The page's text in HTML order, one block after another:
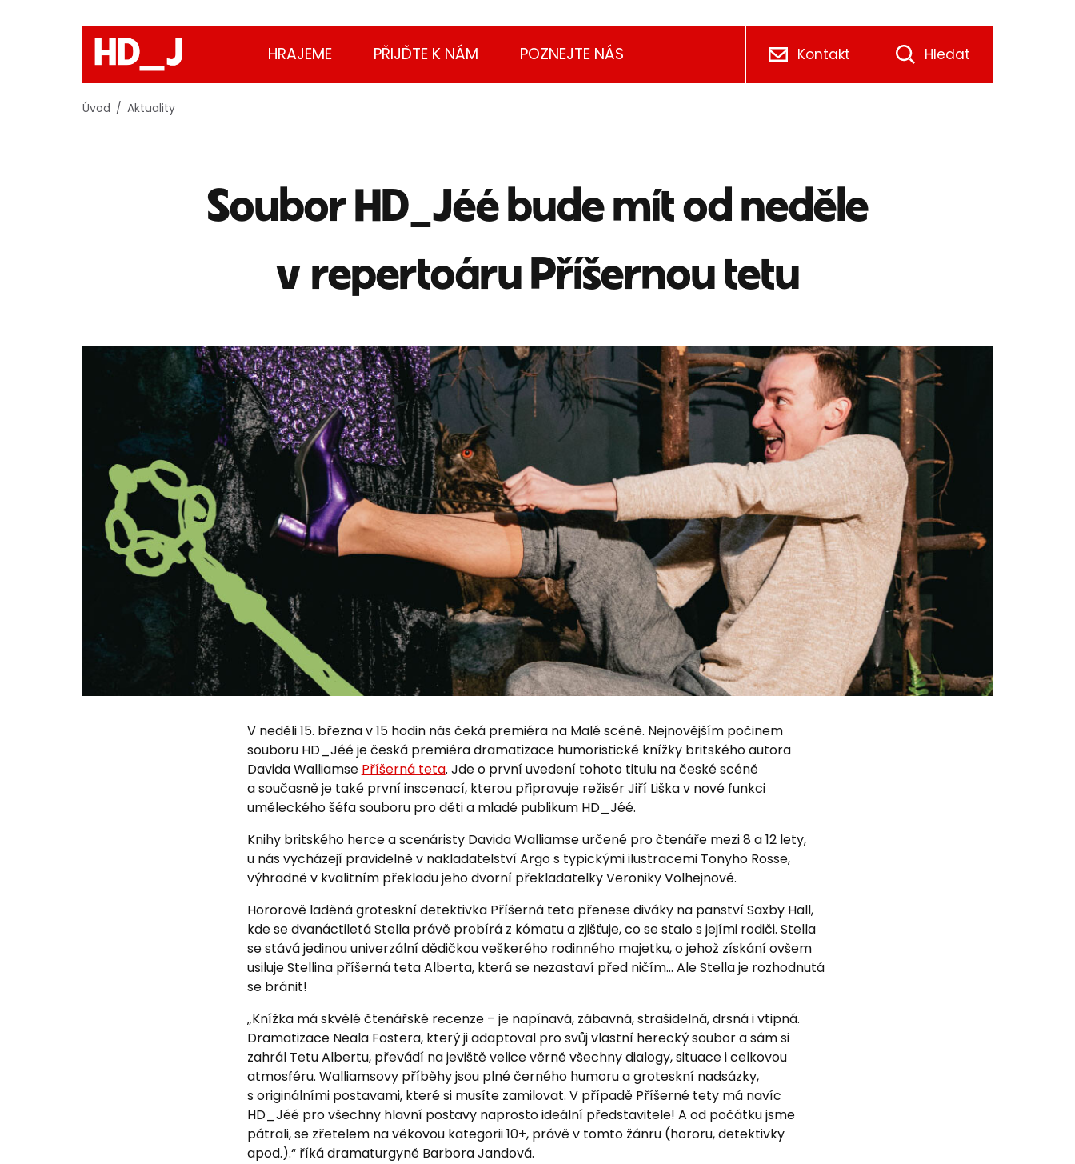
HRAJEME PŘIJĎTE K NÁM POZNEJTE NÁS Kontakt Hledat
Úvod Aktuality
Soubor HD_Jéé bude mít od neděle
v repertoáru Příšernou tetu
V neděli 15. března v 15 hodin nás čeká premiéra na Malé scéně. Nejnovějším počinem
souboru HD_Jéé je česká premiéra dramatizace humoristické knížky britského autora
Davida Walliamse Příšerná teta. Jde o první uvedení tohoto titulu na české scéně
a současně je také první inscenací, kterou připravuje režisér Jiří Liška v nové funkci
uměleckého šéfa souboru pro děti a mladé publikum HD_Jéé.
Knihy britského herce a scenáristy Davida Walliamse určené pro čtenáře mezi 8 a 12 lety,
u nás vycházejí pravidelně v nakladatelství Argo s typickými ilustracemi Tonyho Rosse,
výhradně v kvalitním překladu jeho dvorní překladatelky Veroniky Volhejnové.
Hororově laděná groteskní detektivka Příšerná teta přenese diváky na panství Saxby Hall,
kde se dvanáctiletá Stella právě probírá z kómatu a zjišťuje, co se stalo s jejími rodiči. Stella
se stává jedinou univerzální dědičkou veškerého rodinného majetku, o jehož získání ovšem
usiluje Stellina příšerná teta Alberta, která se nezastaví před ničím… Ale Stella je rozhodnutá
se bránit!
„Knížka má skvělé čtenářské recenze – je napínavá, zábavná, strašidelná, drsná i vtipná.
Dramatizace Neala Fostera, který ji adaptoval pro svůj vlastní herecký soubor a sám si
zahrál Tetu Albertu, převádí na jeviště velice věrně všechny dialogy, situace i celkovou
atmosféru. Walliamsovy příběhy jsou plné černého humoru a groteskní nadsázky,
s originálními postavami, které si musíte zamilovat. V případě Příšerné tety má navíc
HD_Jéé pro všechny hlavní postavy naprosto ideální představitele! A od počátku jsme
pátrali, se zřetelem na věkovou kategorii 10+, právě v tomto žánru (hororu, detektivky
apod.).“ říká dramaturgyně Barbora Jandová.